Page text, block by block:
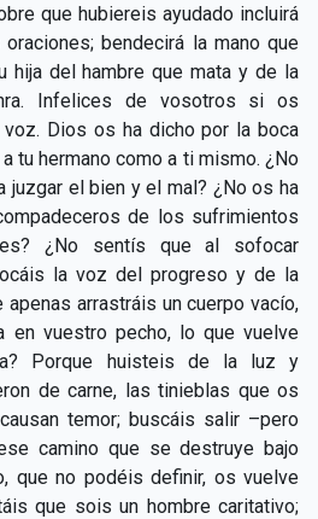
que hubiereis ayudado incluirá
bendecirá la mano que
hija del hambre que mata y de la
Infelices de vosotros si os
Dios os ha dicho por la boca
tu hermano como a ti mismo. ¿No
juzgar el bien y el mal? ¿No os ha
de los sufrimientos
¿No sentís que al sofocar
la voz del progreso y de la
arrastráis un cuerpo vacío,
en vuestro pecho, lo que vuelve
Porque huisteis de la luz y
de carne, las tinieblas que os
temor; buscáis salir –pero
camino que se destruye bajo
que no podéis definir, os vuelve
que sois un hombre caritativo;